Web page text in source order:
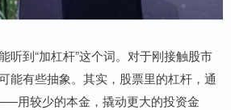
听到“加杠杆”这个词。对于刚接触股市
能有些抽象。其实，股票里的杠杆，通
用较少的本金，撬动更大的投资金